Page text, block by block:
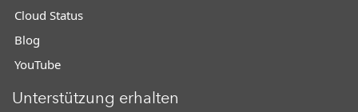
Cloud Status
Blog
YouTube
Unterstützung erhalten